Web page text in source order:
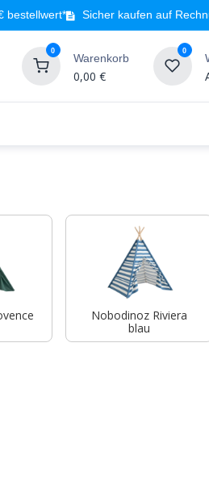
bestellwert* Sicher kaufen auf
0
Warenkorb
0,00 €
0
Nobodinoz Riviera
blau